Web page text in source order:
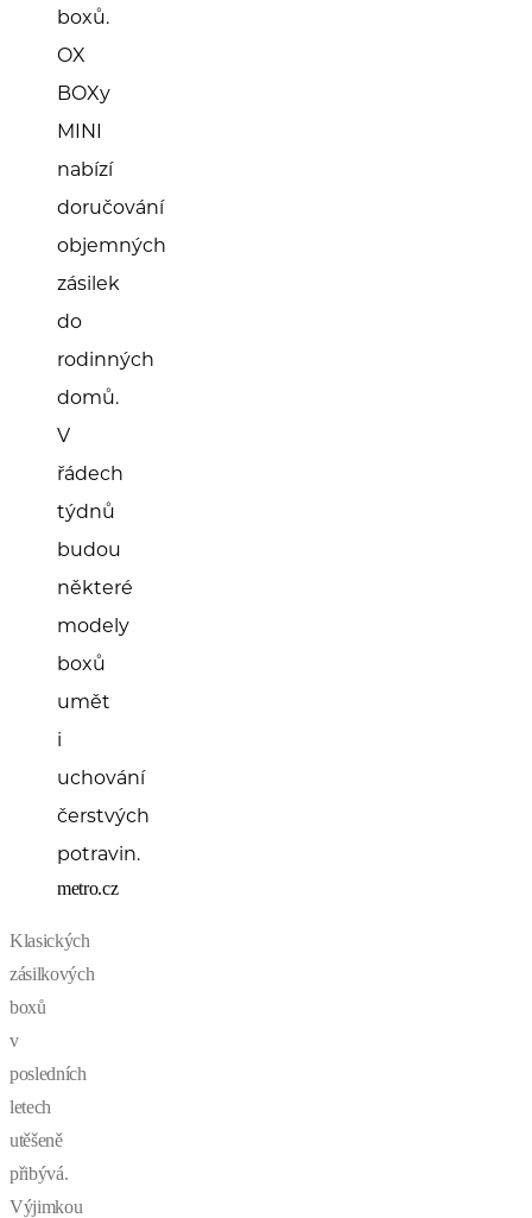
boxů.
OX
BOXy
MINI
nabízí
doručování
objemných
zásilek
do
rodinných
domů.
V
řádech
týdnů
budou
některé
modely
boxů
umět
i
uchování
čerstvých
potravin.
metro.cz
Klasických
zásilkových
boxů
v
posledních
letech
utěšeně
přibývá.
Výjimkou